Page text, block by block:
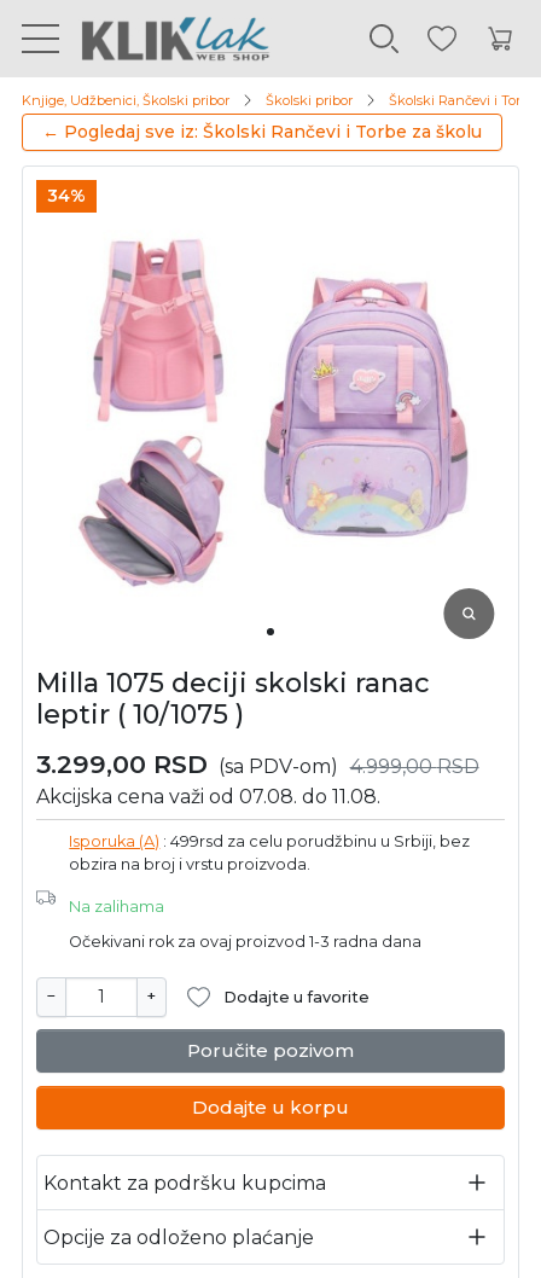
Knjige, Udžbenici, Školski pribor Školski pribor Školski Rančevi i Torbe
← Pogledaj sve iz: Školski Rančevi i Torbe za školu
34%
Milla 1075 deciji skolski ranac
leptir ( 10/1075 )
3.299,00 RSD (sa PDV-om) 4.999,00RSD
Akcijska cena važi od 07.08. do 11.08.
Isporuka (A) : 499rsd za celu porudžbinu u Srbiji, bez
obzira na broj i vrstu proizvoda.
Na zalihama
Očekivani rok za ovaj proizvod 1-3 radna dana
− + Dodajte u favorite
Poručite pozivom
Dodajte u korpu
Kontakt za podršku kupcima
Opcije za odloženo plaćanje